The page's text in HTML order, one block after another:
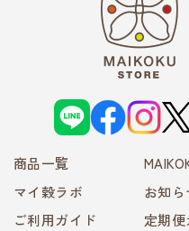
L
N
f
a
c
i
n
s
X
商品一覧
マイ穀ラボ
お知ら
ご利用ガイド
定期